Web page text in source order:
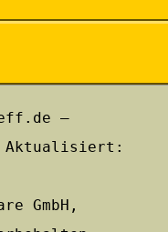
–
Aktualisiert:
GmbH,